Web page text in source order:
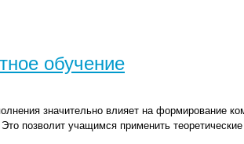
обучение
значительно влияет на формирование
позволит учащимся применить теоретические